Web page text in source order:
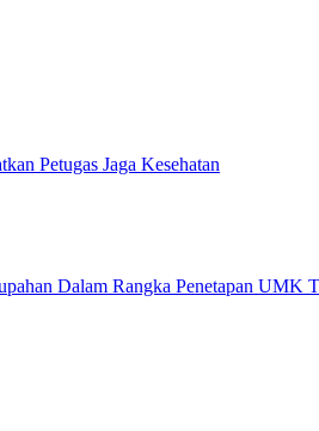
Petugas Jaga Kesehatan
Dalam Rangka Penetapan UMK